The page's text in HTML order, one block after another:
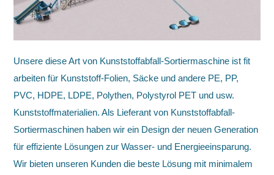
Unsere diese Art von Kunststoffabfall-Sortiermaschine ist fit
arbeiten für Kunststoff-Folien, Säcke und andere PE, PP,
PVC, HDPE, LDPE, Polythen, Polystyrol PET und usw.
Kunststoffmaterialien. Als Lieferant von Kunststoffabfall-
Sortiermaschinen haben wir ein Design der neuen Generation
für effiziente Lösungen zur Wasser- und Energieeinsparung.
Wir bieten unseren Kunden die beste Lösung mit minimalem